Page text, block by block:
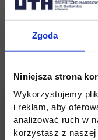
Zgoda
Niniejsza strona
Wykorzystujemy
i reklam, aby
analizować ruch w
korzystasz z naszej